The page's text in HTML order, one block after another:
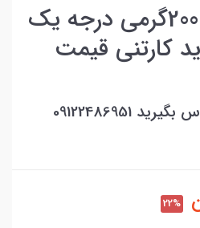
نخ سرکیسه دوز 200گرمی درجه یک
خرید کارتنی قیمت
22%